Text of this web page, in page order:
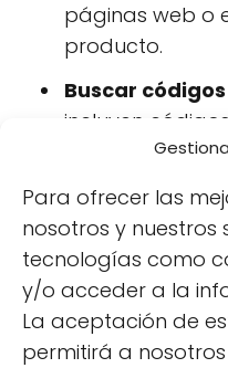
Para ofrecer las
nosotros y nuestros
tecnologías como
y/o acceder a la
La aceptación de
permitirá a
páginas web o
producto.
Buscar códigos
incluyen
información
estándares
Con estas pautas,
tomar decisiones
responsables al
productos.